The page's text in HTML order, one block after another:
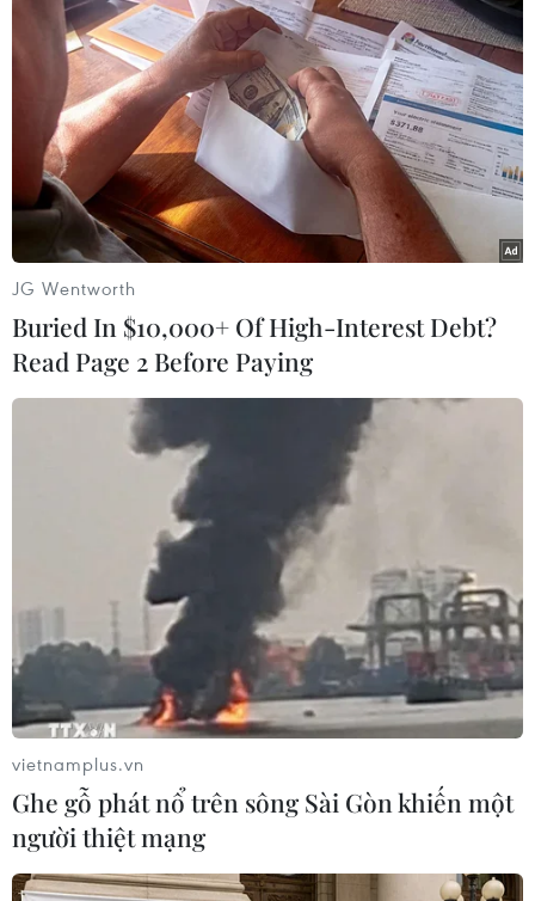
#Tiêm đủ 2 mũi vaccine
#nhiễm COVID-19
#Lây nhiễm đột phá
JG Wentworth
Buried In $10,000+ Of High-Interest Debt?
Read Page 2 Before Paying
vietnamplus.vn
Ghe gỗ phát nổ trên sông Sài Gòn khiến một
người thiệt mạng